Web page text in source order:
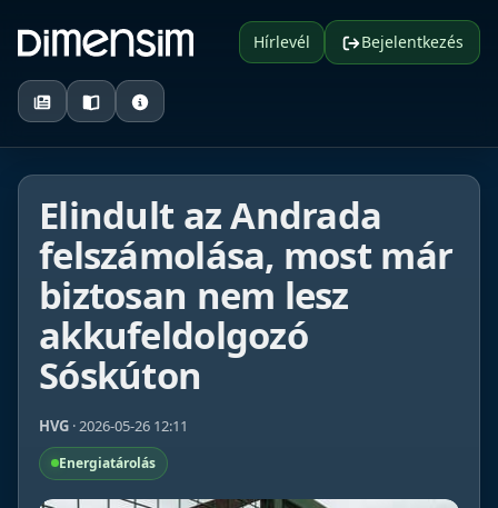
Hírlevél Bejelentkezés
Elindult az Andrada
felszámolása, most már
biztosan nem lesz
akkufeldolgozó
Sóskúton
HVG · 2026-05-26 12:11
Energiatárolás